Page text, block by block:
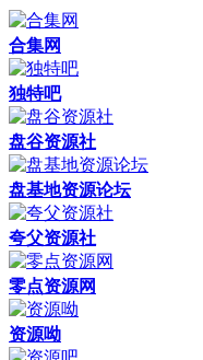
合集网
独特吧
盘谷资源社
盘基地资源论坛
夸父资源社
零点资源网
资源呦